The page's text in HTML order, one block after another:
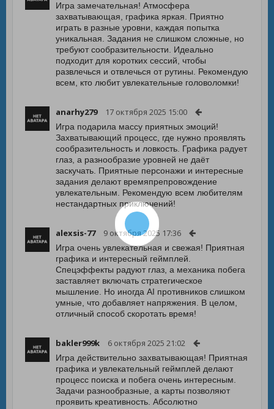
Игра замечательная! Атмосфера
захватывающая, графика яркая. Приятно
играть в разные уровни, каждая попытка
уникальная. Задания не слишком сложные, но
требуют сообразительности. Идеально
подходит для коротких сессий, чтобы
развлечься и отвлечься от рутины. Рекомендую
всем, кто любит увлекательные головоломки!
anarhy279 17 октября 2025 15:00
Игра подарила массу приятных эмоций!
Захватывающий процесс, где нужно проявлять
сообразительность и ловкость. Графика радует
глаз, а разнообразие уровней не даёт
заскучать. Приятные персонажи и интересные
задания делают времяпрепровождение
увлекательным. Рекомендую всем любителям
нестандартных приключений!
alexsis-77 9 октября 2025 17:36
Игра очень увлекательная и свежая! Приятная
графика и интересный геймплей.
Спецэффекты радуют глаз, а механика побега
заставляет включать стратегическое
мышление. Но иногда AI противников слишком
умные, что добавляет напряжения. В целом,
отличный способ скоротать время!
bakler999k 6 октября 2025 21:02
Игра действительно захватывающая! Приятная
графика и увлекательный геймплей делают
процесс поиска и побега очень интересным.
Задачи разнообразные, а карты позволяют
проявить креативность. Абсолютно